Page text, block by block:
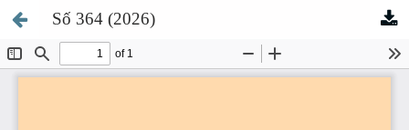
Số 364 (2026)